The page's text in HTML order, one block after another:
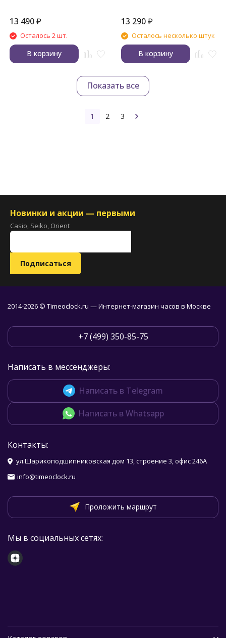
13 490₽
Осталось 2 шт.
В корзину
13 290₽
Осталось несколько штук
В корзину
Показать все
1 2 3
Новинки и акции — первыми
Casio, Seiko, Orient
2014-2026 © Timeoclock.ru — Интернет-магазин часов в Москве
+7 (499) 350-85-75
Написать в мессенджеры:
Написать в Telegram
Написать в Whatsapp
Контакты:
ул.Шарикоподшипниковская дом 13, строение 3, офис 246А
info@timeoclock.ru
Проложить маршрут
Мы в социальных сетях: